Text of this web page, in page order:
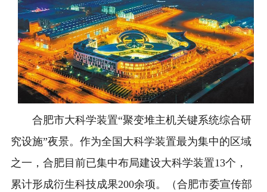
合肥市大科学装置“聚变堆主机关键系统综合研
究设施”夜景。作为全国大科学装置最为集中的区域
之一，合肥目前已集中布局建设大科学装置13个，
累计形成衍生科技成果200余项。（合肥市委宣传部